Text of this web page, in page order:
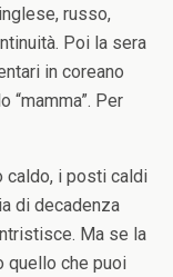
russo,
Poi la sera
in coreano
“mamma”. Per
caldo, i posti caldi
di decadenza
Ma se la
quello che puoi